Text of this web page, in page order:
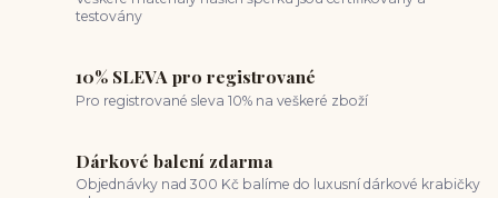
testovány
10% SLEVA pro registrované
Pro registrované sleva 10% na veškeré zboží
Dárkové balení zdarma
Objednávky nad 300 Kč balíme do luxusní dárkové krabičky